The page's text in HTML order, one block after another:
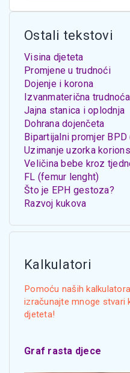
Ostali tekstovi
Visina djeteta
Promjene u trudnoći
Dojenje i korona
Izvanmaterična trudnoća
Jajna stanica i oplodnja
Dohrana dojenčeta
Bipartijalni promjer BPD
Uzimanje uzorka
Veličina bebe kroz
FL (femur lenght)
Što je EPH gestoza?
Razvoj kukova
Kalkulatori
Pomoću naših
izračunajte mnoge stvari
djeteta!
Graf rasta djece